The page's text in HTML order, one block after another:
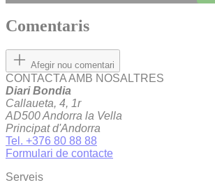
Comentaris
Afegir nou comentari
CONTACTA AMB NOSALTRES
Diari Bondia
Callaueta, 4, 1r
AD500 Andorra la Vella
Principat d'Andorra
Tel. +376 80 88 88
Formulari de contacte
Serveis